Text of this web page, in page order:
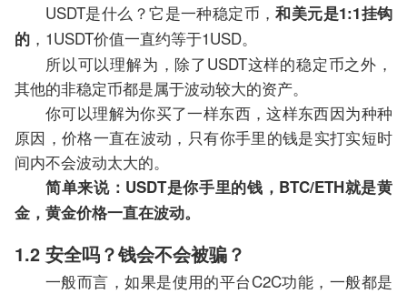
USDT是什么？它是一种稳定币，和美元是1:1挂钩
的 ，1USDT价值一直约等于1USD。
所以可以理解为，除了USDT这样的稳定币之外，
其他的非稳定币都是属于波动较大的资产。
你可以理解为你买了一样东西，这样东西因为种种
原因，价格一直在波动，只有你手里的钱是实打实短时
间内不会波动太大的。
简单来说：USDT是你手里的钱，BTC/ETH就是黄
金，黄金价格一直在波动。
1.2 安全吗？钱会不会被骗？
一般而言，如果是使用的平台C2C功能，一般都是